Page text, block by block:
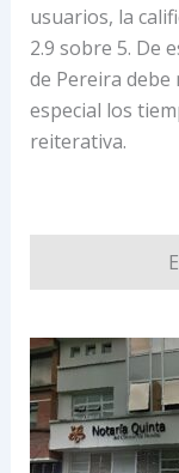
usuarios, la
2.9 sobre 5. De
de Pereira debe
especial los
reiterativa.